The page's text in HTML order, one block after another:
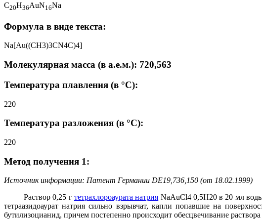
C20H36AuN1 6Na
Формула в виде текста:
Na[Au((CH3)3CN4C)4]
Молекулярная масса (в а.е.м.): 720,563
Температура плавления (в °C):
220
Температура разложения (в °C):
220
Метод получения 1:
Источник информации: Патент Германии DE19,736,150 (от 18.02.1999)
Раствор 0,25 г тетрахлороаурата натрия NaAuCl4 0,5H20 в 20 мл
тетраазидоаурат натрия сильно взрывчат, капли попавшие на
бутилизоцианид, причем постепенно происходит обесцвечивание